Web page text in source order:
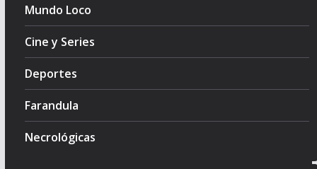
Mundo Loco
Cine y Series
Deportes
Farandula
Necrológicas